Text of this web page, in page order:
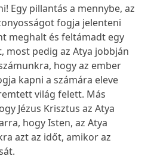
Egy pillantás a mennybe, az
fogja jelenteni
meghalt és feltámadt egy
most pedig az Atya jobbján
hogy az ember
kapni a számára eleve
világ felett. Más
Jézus Krisztus az Atya
hogy Isten, az Atya
azt az időt, amikor az